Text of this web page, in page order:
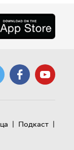
| Подкаст |